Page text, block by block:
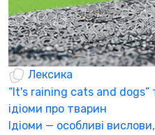
Лексика
“It's raining cats and dogs”
ідіоми про тварин
Ідіоми — особливі